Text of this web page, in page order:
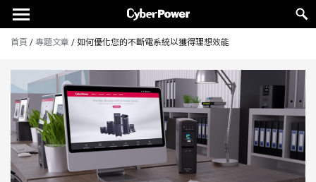
首頁 / 專題文章 / 如何優化您的不斷電系統以獲得理想效能